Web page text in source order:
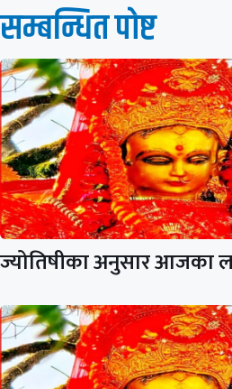
सम्बन्धित पाेष्ट
ज्योतिषीका अनुसार आजका